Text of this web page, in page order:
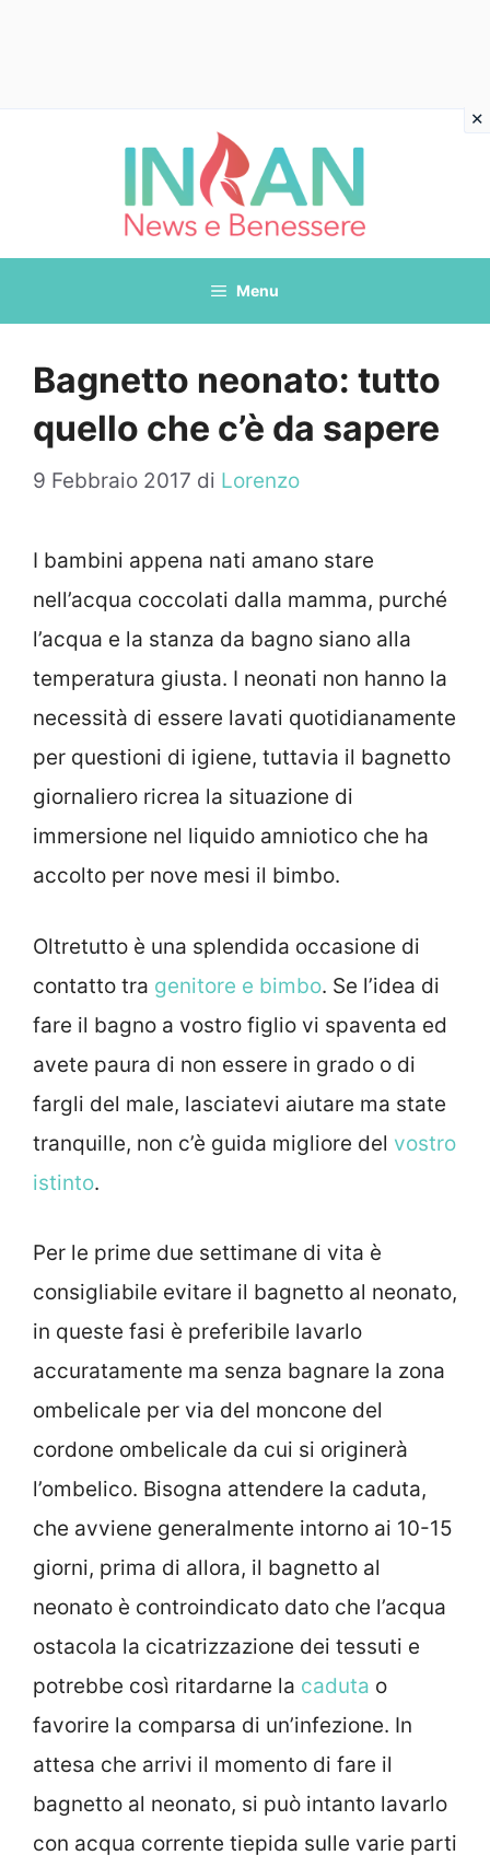
Menu
Bagnetto neonato: tutto
quello che c’è da sapere
9 Febbraio 2017 di Lorenzo
I bambini appena nati amano stare
nell’acqua coccolati dalla mamma, purché
l’acqua e la stanza da bagno siano alla
temperatura giusta. I neonati non hanno la
necessità di essere lavati quotidianamente
per questioni di igiene, tuttavia il bagnetto
giornaliero ricrea la situazione di
immersione nel liquido amniotico che ha
accolto per nove mesi il bimbo.
Oltretutto è una splendida occasione di
contatto tra genitore e bimbo. Se l’idea di
fare il bagno a vostro figlio vi spaventa ed
avete paura di non essere in grado o di
fargli del male, lasciatevi aiutare ma state
tranquille, non c’è guida migliore del vostro
istinto.
Per le prime due settimane di vita è
consigliabile evitare il bagnetto al neonato,
in queste fasi è preferibile lavarlo
accuratamente ma senza bagnare la zona
ombelicale per via del moncone del
cordone ombelicale da cui si originerà
l’ombelico. Bisogna attendere la caduta,
che avviene generalmente intorno ai 10-15
giorni, prima di allora, il bagnetto al
neonato è controindicato dato che l’acqua
ostacola la cicatrizzazione dei tessuti e
potrebbe così ritardarne la caduta o
favorire la comparsa di un’infezione. In
attesa che arrivi il momento di fare il
bagnetto al neonato, si può intanto lavarlo
con acqua corrente tiepida sulle varie parti